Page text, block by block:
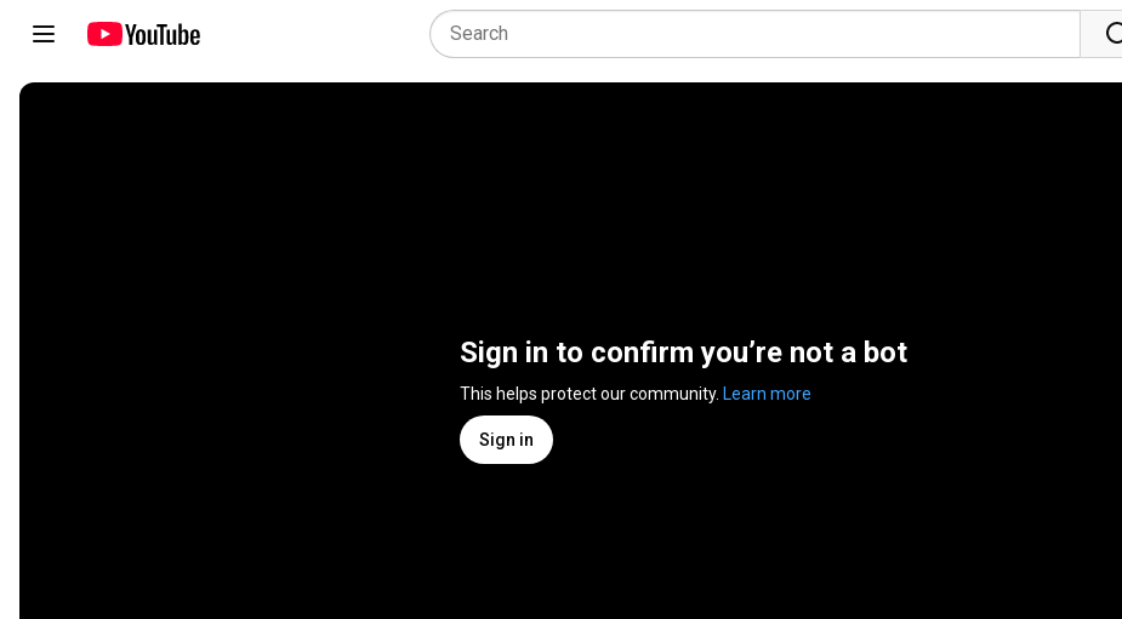
Sign in to confirm you’re not a bot
This helps protect our community. Learn more
Sign in